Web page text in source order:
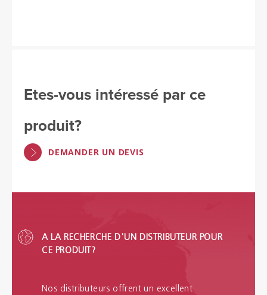
Etes-vous intéressé par ce
produit?
DEMANDER UN DEVIS
A LA RECHERCHE D'UN DISTRIBUTEUR POUR
CE PRODUIT?
Nos distributeurs offrent un excellent